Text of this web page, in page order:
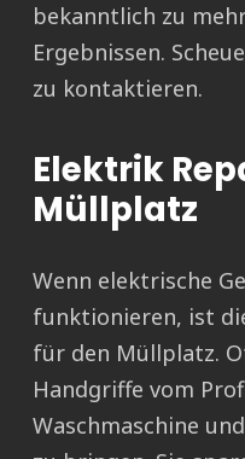
bekanntlich zu
Ergebnissen.
zu kontaktieren.
Elektrik
Müllplatz
Wenn elektrische
funktionieren, ist
für den Müllplatz.
Handgriffe vom
Waschmaschine